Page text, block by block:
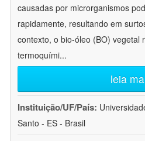
causadas por microrganismos
rapidamente, resultando em
contexto, o bio-óleo (BO) vegetal
termoquími...
leia
Instituição/UF/País:
Santo - ES - Brasil